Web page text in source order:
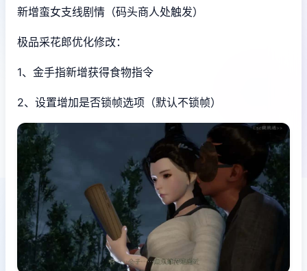
新增蛮女支线剧情（码头商人处触发）
极品采花郎优化修改：
1、金手指新增获得食物指令
2、设置增加是否锁帧选项（默认不锁帧）